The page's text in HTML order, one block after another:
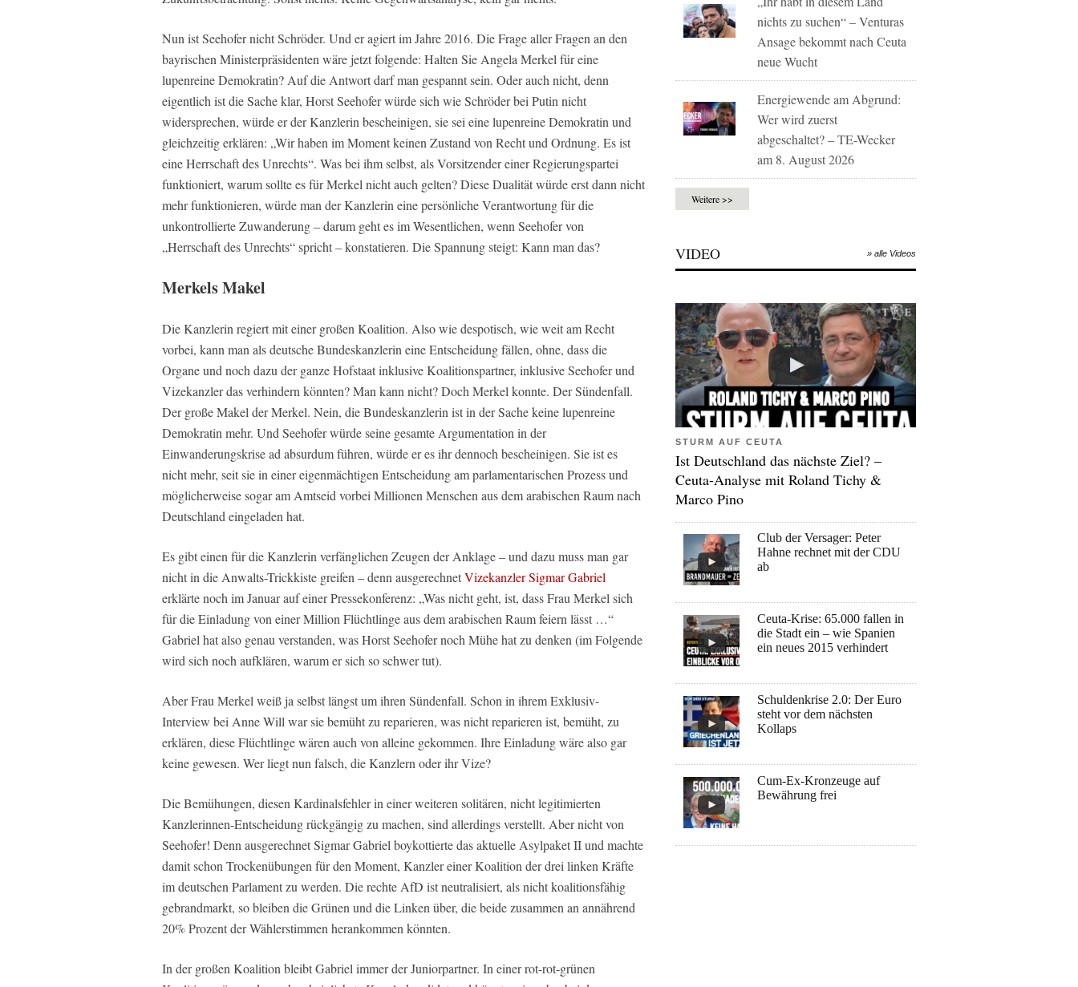
Nun ist Seehofer nicht Schröder. Und er agiert im Jahre 2016. Die Frage aller Fragen an den
bayrischen Ministerpräsidenten wäre jetzt folgende: Halten Sie Angela Merkel für eine
lupenreine Demokratin? Auf die Antwort darf man gespannt sein. Oder auch nicht, denn
eigentlich ist die Sache klar, Horst Seehofer würde sich wie Schröder bei Putin nicht
widersprechen, würde er der Kanzlerin bescheinigen, sie sei eine lupenreine Demokratin und
gleichzeitig erklären: „Wir haben im Moment keinen Zustand von Recht und Ordnung. Es ist
eine Herrschaft des Unrechts“. Was bei ihm selbst, als Vorsitzender einer Regierungspartei
funktioniert, warum sollte es für Merkel nicht auch gelten? Diese Dualität würde erst dann nicht
mehr funktionieren, würde man der Kanzlerin eine persönliche Verantwortung für die
unkontrollierte Zuwanderung – darum geht es im Wesentlichen, wenn Seehofer von
„Herrschaft des Unrechts“ spricht – konstatieren. Die Spannung steigt: Kann man das?
Merkels Makel
Die Kanzlerin regiert mit einer großen Koalition. Also wie despotisch, wie weit am Recht
vorbei, kann man als deutsche Bundeskanzlerin eine Entscheidung fällen, ohne, dass die
Organe und noch dazu der ganze Hofstaat inklusive Koalitionspartner, inklusive Seehofer und
Vizekanzler das verhindern könnten? Man kann nicht? Doch Merkel konnte. Der Sündenfall.
Der große Makel der Merkel. Nein, die Bundeskanzlerin ist in der Sache keine lupenreine
Demokratin mehr. Und Seehofer würde seine gesamte Argumentation in der
Einwanderungskrise ad absurdum führen, würde er es ihr dennoch bescheinigen. Sie ist es
nicht mehr, seit sie in einer eigenmächtigen Entscheidung am parlamentarischen Prozess und
möglicherweise sogar am Amtseid vorbei Millionen Menschen aus dem arabischen Raum nach
Deutschland eingeladen hat.
Es gibt einen für die Kanzlerin verfänglichen Zeugen der Anklage – und dazu muss man gar
nicht in die Anwalts-Trickkiste greifen – denn ausgerechnetVizekanzler Sigmar Gabriel
erklärte noch im Januar auf einer Pressekonferenz: „Was nicht geht, ist, dass Frau Merkel sich
für die Einladung von einer Million Flüchtlinge aus dem arabischen Raum feiern lässt …“
Gabriel hat also genau verstanden, was Horst Seehofer noch Mühe hat zu denken (im Folgende
wird sich noch aufklären, warum er sich so schwer tut).
Aber Frau Merkel weiß ja selbst längst um ihren Sündenfall. Schon in ihrem Exklusiv-
Interview bei Anne Will war sie bemüht zu reparieren, was nicht reparieren ist, bemüht, zu
erklären, diese Flüchtlinge wären auch von alleine gekommen. Ihre Einladung wäre also gar
keine gewesen. Wer liegt nun falsch, die Kanzlern oder ihr Vize?
Die Bemühungen, diesen Kardinalsfehler in einer weiteren solitären, nicht legitimierten
Kanzlerinnen-Entscheidung rückgängig zu machen, sind allerdings verstellt. Aber nicht von
Seehofer! Denn ausgerechnet Sigmar Gabriel boykottierte das aktuelle Asylpaket II und machte
damit schon Trockenübungen für den Moment, Kanzler einer Koalition der drei linken Kräfte
im deutschen Parlament zu werden. Die rechte AfD ist neutralisiert, als nicht koalitionsfähig
gebrandmarkt, so bleiben die Grünen und die Linken über, die beide zusammen an annährend
20% Prozent der Wählerstimmen herankommen könnten.
In der großen Koalition bleibt Gabriel immer der Juniorpartner. In einer rot-rot-grünen
nichts zu suchen“ – Venturas
Ansage bekommt nach Ceuta
neue Wucht
Energiewende am Abgrund:
Wer wird zuerst
abgeschaltet? – TE-Wecker
am 8. August 2026
Weitere >>
VIDEO » alle Videos
STURM AUF CEUTA
Ist Deutschland das nächste Ziel? –
Ceuta-Analyse mit Roland Tichy &
Marco Pino
Club der Versager: Peter
Hahne rechnet mit der CDU
ab
Ceuta-Krise: 65.000 fallen in
die Stadt ein – wie Spanien
ein neues 2015 verhindert
Schuldenkrise 2.0: Der Euro
steht vor dem nächsten
Kollaps
Cum-Ex-Kronzeuge auf
Bewährung frei